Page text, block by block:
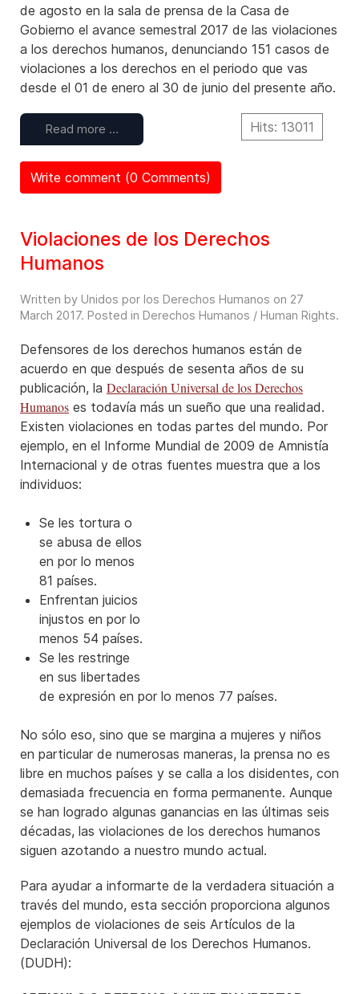
de agosto en la sala de prensa de la Casa de
Gobierno el avance semestral 2017 de las violaciones
a los derechos humanos, denunciando 151 casos de
violaciones a los derechos en el periodo que vas
desde el 01 de enero al 30 de junio del presente año.
Read more … Hits: 13011
Write comment (0 Comments)
Violaciones de los Derechos
Humanos
Written by Unidos por los Derechos Humanos on 27
March 2017. Posted in Derechos Humanos / Human Rights.
Defensores de los derechos humanos están de
acuerdo en que después de sesenta años de su
publicación, la Declaración Universal de los Derechos
Humanos es todavía más un sueño que una realidad.
Existen violaciones en todas partes del mundo. Por
ejemplo, en el Informe Mundial de 2009 de Amnistía
Internacional y de otras fuentes muestra que a los
individuos:
Se les tortura o
se abusa de ellos
en por lo menos
81 países.
Enfrentan juicios
injustos en por lo
menos 54 países.
Se les restringe
en sus libertades
de expresión en por lo menos 77 países.
No sólo eso, sino que se margina a mujeres y niños
en particular de numerosas maneras, la prensa no es
libre en muchos países y se calla a los disidentes, con
demasiada frecuencia en forma permanente. Aunque
se han logrado algunas ganancias en las últimas seis
décadas, las violaciones de los derechos humanos
siguen azotando a nuestro mundo actual.
Para ayudar a informarte de la verdadera situación a
través del mundo, esta sección proporciona algunos
ejemplos de violaciones de seis Artículos de la
Declaración Universal de los Derechos Humanos.
(DUDH):